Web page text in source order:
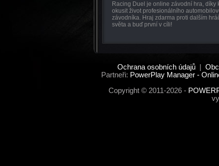
Racing Duel je online závodní hra, díky
okusit život profesionálního
závodníka. Hraj zdarma proti dalším
světa a buď první v cíli!
Ochrana osobních údajů|
Partneři: PowerPlay Manager -
Copyright © 2011-2026 -